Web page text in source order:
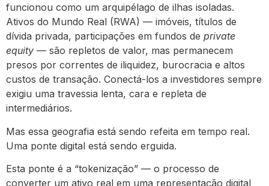
funcionou como um arquipélago de ilhas isoladas.
Ativos do Mundo Real (RWA) — imóveis, títulos de
dívida privada, participações em fundos de private
equity — são repletos de valor, mas permanecem
presos por correntes de iliquidez, burocracia e altos
custos de transação. Conectá-los a investidores sempre
exigiu uma travessia lenta, cara e repleta de
intermediários.
Mas essa geografia está sendo refeita em tempo real.
Uma ponte digital está sendo erguida.
Esta ponte é a “tokenização” — o processo de
converter um ativo real em uma representação digital